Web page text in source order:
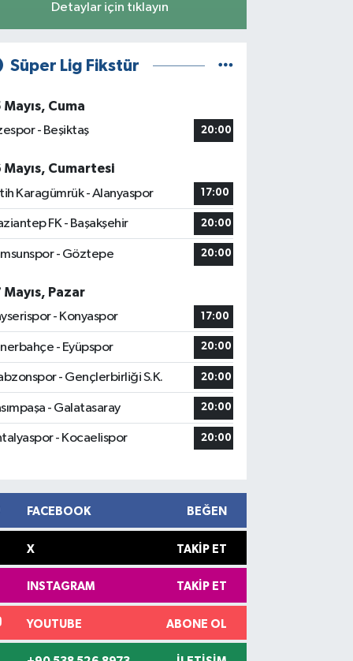
Detaylar için tıklayın
Süper Lig Fikstür
Mayıs, Cuma
- Beşiktaş
20:00
Mayıs, Cumartesi
Karagümrük - Alanyaspor
17:00
FK - Başakşehir 20:00
- Göztepe 20:00
Mayıs, Pazar
- Konyaspor
17:00
- Eyüpspor 20:00
- Gençlerbirliği S.K. 20:00
- Galatasaray 20:00
- Kocaelispor 20:00
FACEBOOK BEĞEN
X TAKIP ET
INSTAGRAM TAKIP ET
YOUTUBE ABONE OL